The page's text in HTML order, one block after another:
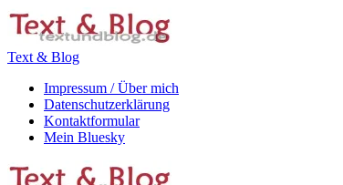
Zum
Inhalt
Text & Blog
Impressum / Über mich
Datenschutzerklärung
Kontaktformular
Mein Bluesky